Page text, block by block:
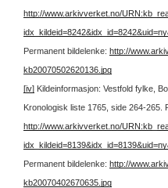
http://www.arkivverket.no/
Permanent bildelenke: http://
kb20070502620136.jpg
[iv] Kildeinformasjon: Vestfold fylke,
Kronologisk liste 1765, side 264-265.
http://www.arkivverket.no/
Permanent bildelenke: http://
kb20070402670635.jpg